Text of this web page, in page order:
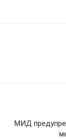
МИД